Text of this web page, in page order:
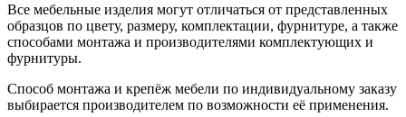
Все мебельные изделия могут отличаться от представленных
образцов по цвету, размеру, комплектации, фурнитуре, а также
способами монтажа и производителями комплектующих и
фурнитуры.
Способ монтажа и крепёж мебели по индивидуальному заказу
выбирается производителем по возможности её применения.